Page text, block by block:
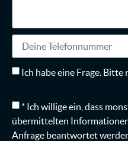
Ich habe eine Frage. Bitte
* Ich willige ein, dass
übermittelten
Anfrage beantwortet